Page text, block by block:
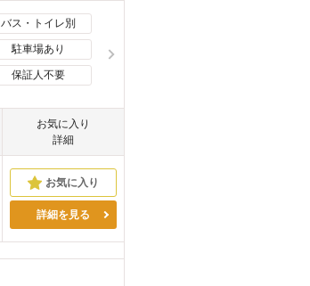
バス・トイレ別
駐車場あり
保証人不要
お気に入り
詳細
詳細を見る